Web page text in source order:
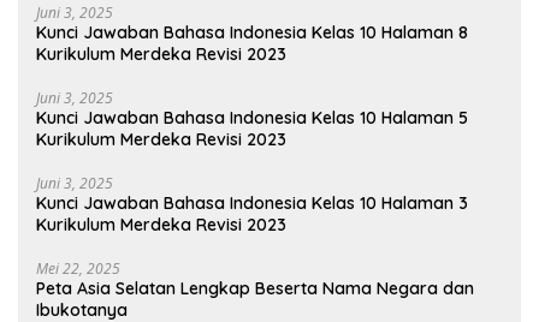
Juni 3, 2025
Kunci Jawaban Bahasa Indonesia Kelas 10 Halaman 8
Kurikulum Merdeka Revisi 2023
Juni 3, 2025
Kunci Jawaban Bahasa Indonesia Kelas 10 Halaman 5
Kurikulum Merdeka Revisi 2023
Juni 3, 2025
Kunci Jawaban Bahasa Indonesia Kelas 10 Halaman 3
Kurikulum Merdeka Revisi 2023
Mei 22, 2025
Peta Asia Selatan Lengkap Beserta Nama Negara dan
Ibukotanya